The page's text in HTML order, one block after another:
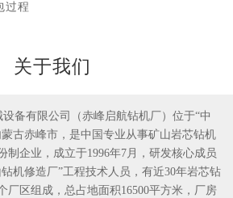
2
过程
关于我们
有限公司（赤峰启航钻机厂）位于“中
古赤峰市，是中国专业从事矿山岩芯钻机
制企业，成立于1996年7月，研发核心成员
机修造厂”工程技术人员，有近30年岩芯钻
厂区组成，总占地面积16500平方米，厂房